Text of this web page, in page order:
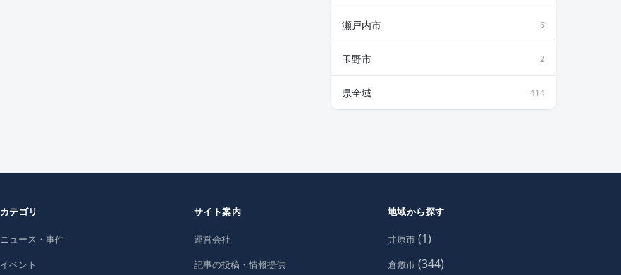
瀬戸内市 6
玉野市 2
県全域 414
カテゴリ
ニュース・事件
イベント
サイト案内
運営会社
記事の投稿・情報提供
地域から探す
井原市(1)
倉敷市(344)